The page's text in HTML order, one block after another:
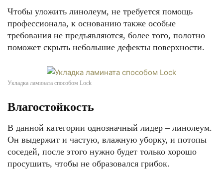
Чтобы уложить линолеум, не требуется помощь
профессионала, к основанию также особые
требования не предъявляются, более того, полотно
поможет скрыть небольшие дефекты поверхности.
Укладка ламината способом Lock
Влагостойкость
В данной категории однозначный лидер – линолеум.
Он выдержит и частую, влажную уборку, и потопы
соседей, после этого нужно будет только хорошо
просушить, чтобы не образовался грибок.